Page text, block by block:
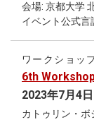
時空座標系の提
依存しないダ
宇宙国際研究セ
ギーニュートリ
討論会
会場: 京都大学
イベント公式言
ワークショッ
6th
2023年7月4
カトゥリン・ボ